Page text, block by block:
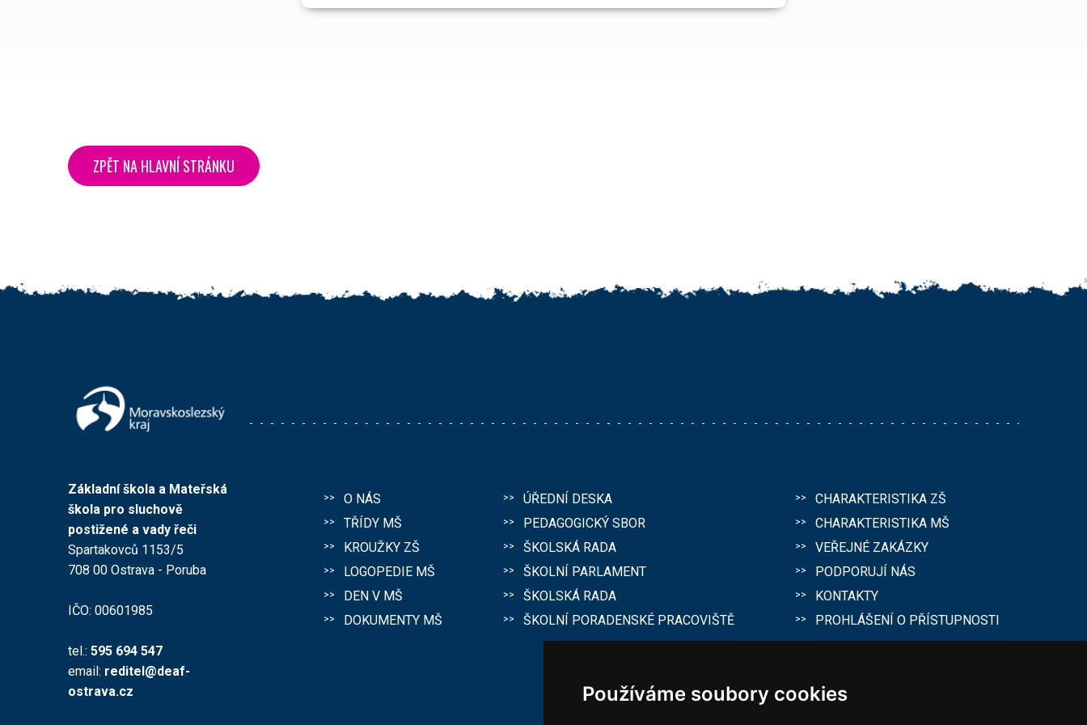
Používáme soubory cookies
ZPĚT NA HLAVNÍ STRÁNKU
Základní škola a Mateřská
škola pro sluchově
postižené a vady řeči
Spartakovců 1153/5
708 00 Ostrava - Poruba
IČO: 00601985
tel.: 595 694 547
email: reditel@deaf-
ostrava.cz
O NÁS
TŘÍDY MŠ
KROUŽKY ZŠ
LOGOPEDIE MŠ
DEN V MŠ
DOKUMENTY MŠ
ÚŘEDNÍ DESKA
PEDAGOGICKÝ SBOR
ŠKOLSKÁ RADA
ŠKOLNÍ PARLAMENT
ŠKOLSKÁ RADA
ŠKOLNÍ PORADENSKÉ PRACOVIŠTĚ
CHARAKTERISTIKA ZŠ
CHARAKTERISTIKA MŠ
VEŘEJNÉ ZAKÁZKY
PODPORUJÍ NÁS
KONTAKTY
PROHLÁŠENÍ O PŘÍSTUPNOSTI